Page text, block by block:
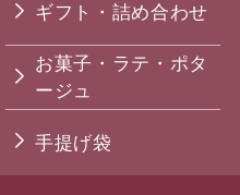
ギフト・詰め合わせ
お菓子・ラテ・ポタ
ージュ
手提げ袋